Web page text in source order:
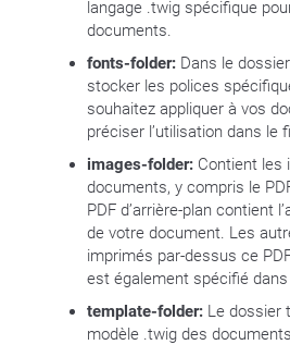
langage .twig spécifique
documents.
fonts-folder: Dans le
stocker les polices
souhaitez appliquer à vos
préciser l’utilisation dans le
images-folder: Contient les
documents, y compris le
PDF d’arrière-plan contient
de votre document. Les
imprimés par-dessus ce
est également spécifié dans
template-folder: Le dossier
modèle .twig des